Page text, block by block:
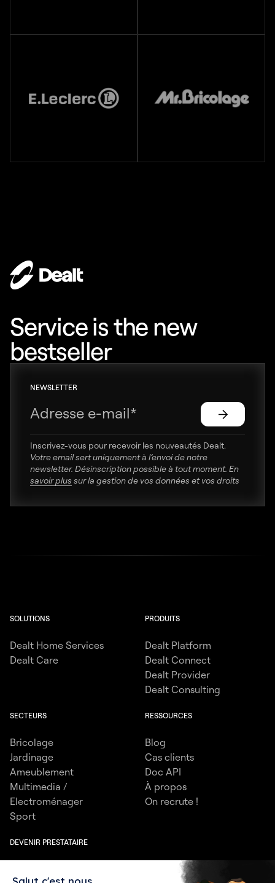
Service is the new
bestseller
NEWSLETTER
Inscrivez-vous pour recevoir les nouveautés Dealt.
Votre email sert uniquement à l’envoi de notre
newsletter. Désinscription possible à tout moment. En
savoir plussur la gestion de vos données et vos droits
SOLUTIONS
Dealt Home Services
Dealt Care
PRODUITS
Dealt Platform
Dealt Connect
Dealt Provider
Dealt Consulting
SECTEURS
Bricolage
Jardinage
Ameublement
Multimedia /
Electroménager
Sport
RESSOURCES
Blog
Cas clients
Doc API
À propos
On recrute !
DEVENIR PRESTATAIRE
Electricien